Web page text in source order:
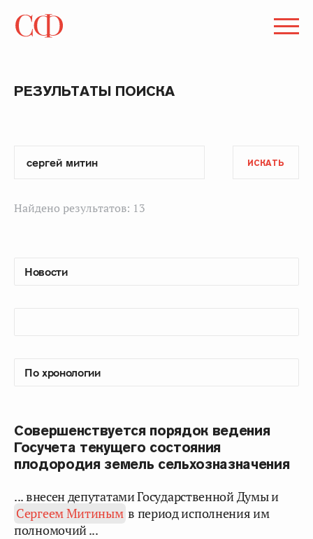
РЕЗУЛЬТАТЫ ПОИСКА
ИСКАТЬ
Найдено результатов: 13
Совершенствуется порядок ведения
Госучета текущего состояния
плодородия земель сельхозназначения
... внесен депутатами Государственной Думы и
Сергеем Митиным в период исполнения им
полномочий ...